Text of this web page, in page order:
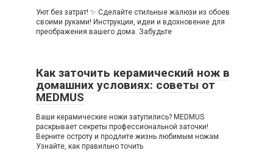
Уют без затрат! ✨ Сделайте стильные жалюзи из обоев
своими руками! Инструкции, идеи и вдохновение для
преображения вашего дома. Забудьте
Как заточить керамический нож в
домашних условиях: советы от
MEDMUS
Ваши керамические ножи затупились? MEDMUS
раскрывает секреты профессиональной заточки!
Верните остроту и продлите жизнь любимым ножам.
Узнайте, как правильно точить